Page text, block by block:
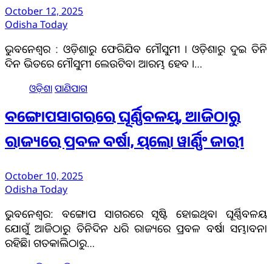
October 12, 2025
Odisha Today
ଭୁବନେଶ୍ୱର : ଓଡ଼ିଶାରୁ ଫେରିଯିବ ମୌସୁମୀ । ଓଡ଼ିଶାରୁ ଦୁଇ ତିନି
ଦିନ ଭିତରେ ମୌସୁମୀ ଲେଉଟିବା ଆରମ୍ଭ ହେବ ।…
ଓଡ଼ିଶାପାଣିପାଗ
ବଙ୍ଗୋପସାଗରରେ ଘୂର୍ଣ୍ଣିବଳୟ, ଆଜିଠାରୁ
ରାଜ୍ୟରେ ପ୍ରବଳ ବର୍ଷା, ୟଲୋ ୱାର୍ଣ୍ଣିଂ ଜାରୀ
October 10, 2025
Odisha Today
ଭୁବନେଶ୍ବର: ବଙ୍ଗୋପ ସାଗରରେ ସୃଷ୍ଟି ହୋଇଥିବା ଘୂର୍ଣ୍ଣିବଳୟ
ଯୋଗୁଁ ଆଜିଠାରୁ ତିନିଦିନ ଧରି ରାଜ୍ୟରେ ପ୍ରବଳ ବର୍ଷା ସମ୍ଭାବନା
ରହିଛି। ଗତକାଲିଠାରୁ…